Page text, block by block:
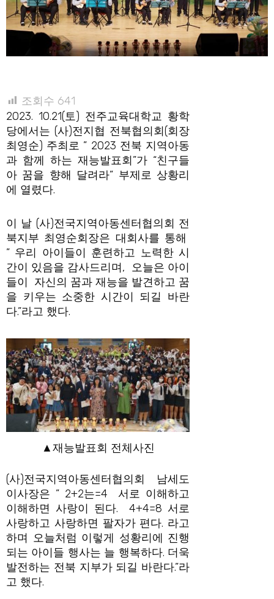
조회수 641
2023. 10.21(토) 전주교육대학교 황학
당에서는 (사)전지협 전북협의회(회장
최영순) 주최로 ” 2023 전북 지역아동
과 함께 하는 재능발표회”가 “친구들
아 꿈을 향해 달려라” 부제로 상황리
에 열렸다.
이 날 (사)전국지역아동센터협의회 전
북지부 최영순회장은 대회사를 통해
” 우리 아이들이 훈련하고 노력한 시
간이 있음을 감사드리며, 오늘은 아이
들이 자신의 꿈과 재능을 발견하고 꿈
을 키우는 소중한 시간이 되길 바란
다.”라고 했다.
▲재능발표회 전체사진
(사)전국지역아동센터협의회 남세도
이사장은 ” 2+2는=4 서로 이해하고
이해하면 사랑이 된다. 4+4=8 서로
사랑하고 사랑하면 팔자가 편다. 라고
하며 오늘처럼 이렇게 성황리에 진행
되는 아이들 행사는 늘 행복하다. 더욱
발전하는 전북 지부가 되길 바란다.”라
고 했다.